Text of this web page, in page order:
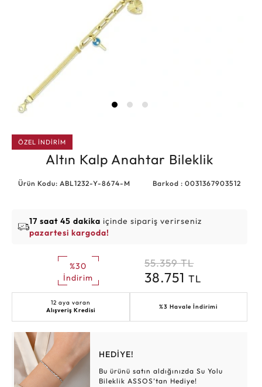
ÖZEL İNDİRİM
Altın Kalp Anahtar Bileklik
Ürün Kodu: ABL1232-Y-8674-M Barkod : 0031367903512
17 saat 45 dakika içinde sipariş verirseniz
pazartesi kargoda!
%30
İndirim
55.359 TL
38.751TL
12 aya varan
Alışveriş Kredisi
%3 Havale İndirimi
HEDİYE!
Bu ürünü satın aldığınızda Su Yolu
Bileklik ASSOS’tan Hediye!